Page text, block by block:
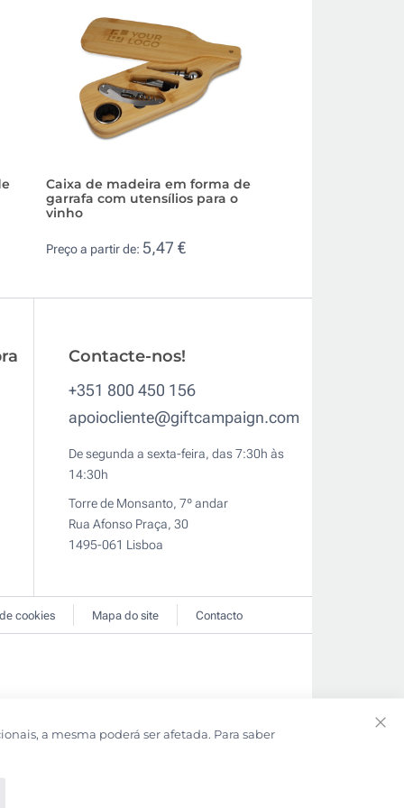
Caixa de madeira em forma de
garrafa com utensílios para o
vinho
Preço a partir de: 5,47 €
Contacte-nos!
+351 800 450 156
apoiocliente@giftcampaign.com
De segunda a sexta-feira, das 7:30h às
14:30h
Torre de Monsanto, 7º andar
Rua Afonso Praça, 30
1495-061 Lisboa
cookies Mapa do site Contacto
a mesma poderá ser afetada. Para saber